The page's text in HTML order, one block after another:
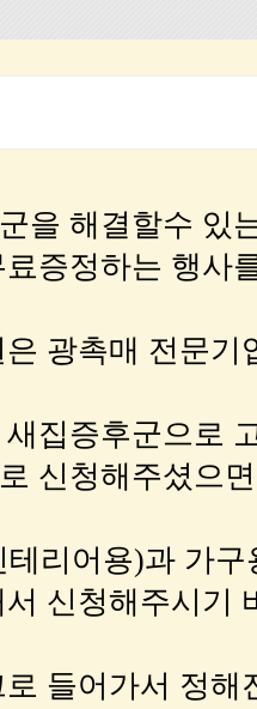
을 해결할수 있
증정하는 행사
광촉매 전문기
새집증후군으로
신청해주셨으
테리어용)과 가
신청해주시기
로 들어가서 정